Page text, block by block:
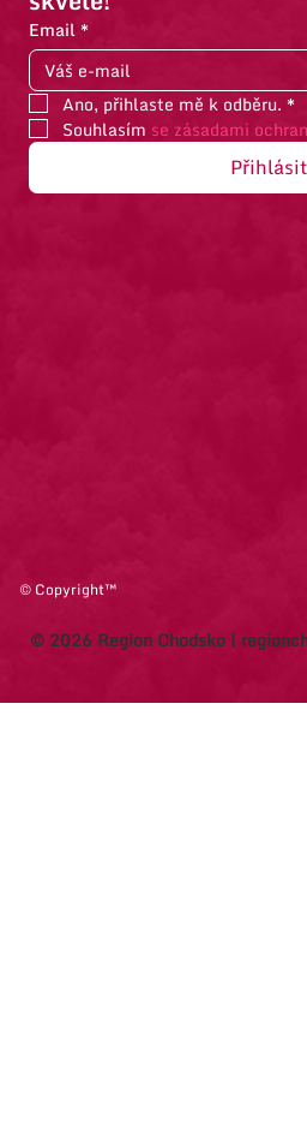
Email*
Ano, přihlaste mě k odběru. *
Souhlasím se zásadami
Přihlásit
© Copyright™
© 2026 Region Chodsko |